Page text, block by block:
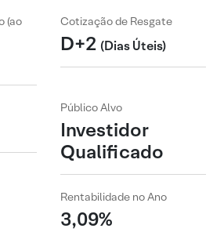
(ao
Cotização de Resgate
D+2 (Dias Úteis)
Público Alvo
Investidor
Qualificado
Rentabilidade no Ano
3,09%